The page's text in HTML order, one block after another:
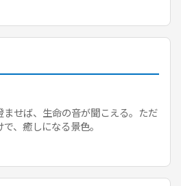
ませば、生命の音が聞こえる。ただ
、癒しになる景色。